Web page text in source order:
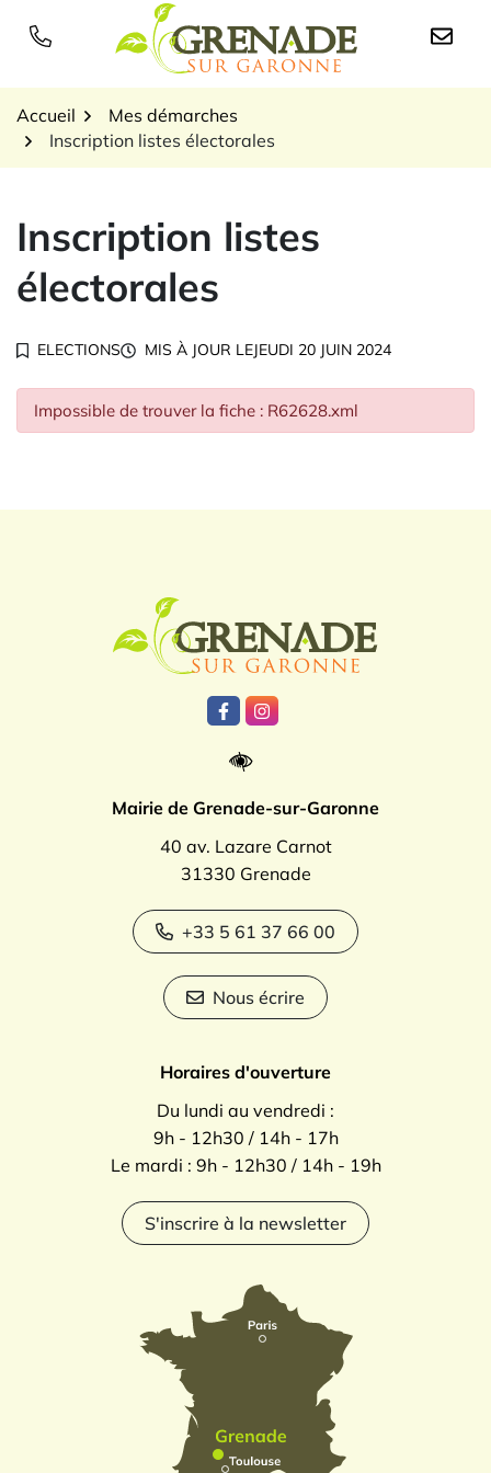
Logo Grenade sur
Accueil
Mes démarches
Inscription listes électorales
Inscription listes
électorales
ELECTIONS MIS À JOUR LEJEUDI 20 JUIN 2024
Impossible de trouver la fiche : R62628.xml
Lien vers le compte Facebook
Lien vers le compte
Mairie de Grenade-sur-Garonne
40 av. Lazare Carnot
31330 Grenade
+33 5 61 37 66 00
Nous écrire
Horaires d'ouverture
Du lundi au vendredi :
9h - 12h30 / 14h - 17h
Le mardi : 9h - 12h30 / 14h - 19h
S'inscrire à la newsletter